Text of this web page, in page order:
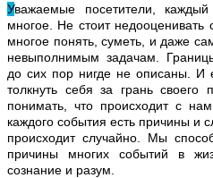
Уважаемые посетители,
многое. Не стоит
многое понять, суметь, и даже
невыполнимым задачам.
до сих пор нигде не описаны. И
толкнуть себя за грань
понимать, что происходит с
каждого события есть причины и
происходит случайно. Мы
причины многих событий в
сознание и разум.